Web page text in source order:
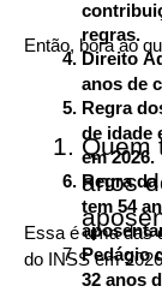
regras.
Direito
anos de
Regra
de idade
em 2026.
Regra
tem 54
Pedágio
32 anos
Então, bora ao
Quem
anos
Essa é uma das
do INSS em